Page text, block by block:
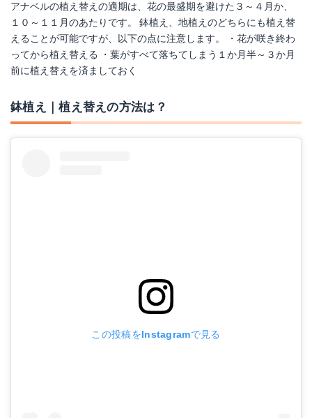
アナベルの植え替えの適期は、花の最盛期を避けた３～４月か、
１０～１１月のあたりです。 鉢植え、地植えのどちらにも植え替
えることが可能ですが、以下の点に注意します。 ・花が咲き終わ
ってから植え替える ・葉がすべて落ちてしまう１か月半～３か月
前に植え替えを済ましておく
鉢植え｜植え替えの方法は？
この投稿をInstagramで見る